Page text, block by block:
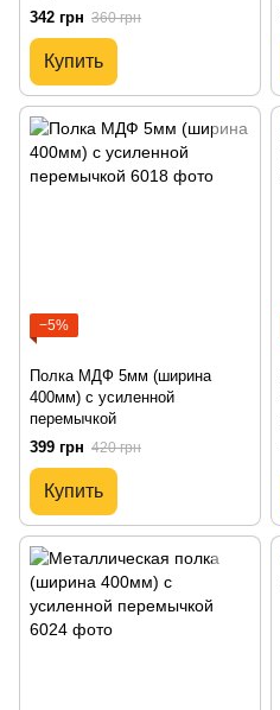
342 грн 360 грн
Купить
−5%
Полка МДФ 5мм (ширина
400мм) с усиленной
перемычкой
399 грн 420 грн
Купить